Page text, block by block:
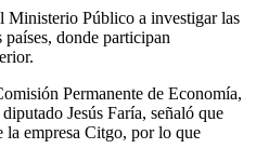
Ministerio Público a investigar las
donde participan
Permanente de Economía,
Jesús Faría, señaló que
la empresa Citgo, por lo que